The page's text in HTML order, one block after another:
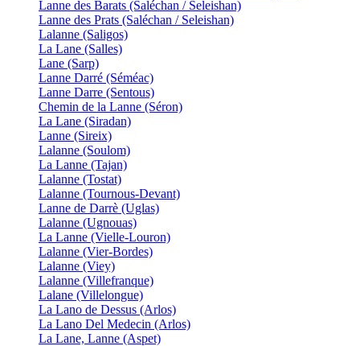
Lanne des Barats (Saléchan / Seleishan)
Lanne des Prats (Saléchan / Seleishan)
Lalanne (Saligos)
La Lane (Salles)
Lane (Sarp)
Lanne Darré (Séméac)
Lanne Darre (Sentous)
Chemin de la Lanne (Séron)
La Lane (Siradan)
Lanne (Sireix)
Lalanne (Soulom)
La Lanne (Tajan)
Lalanne (Tostat)
Lalanne (Tournous-Devant)
Lanne de Darrè (Uglas)
Lalanne (Ugnouas)
La Lanne (Vielle-Louron)
Lalanne (Vier-Bordes)
Lalanne (Viey)
Lalanne (Villefranque)
Lalane (Villelongue)
La Lano de Dessus (Arlos)
La Lano Del Medecin (Arlos)
La Lane, Lanne (Aspet)